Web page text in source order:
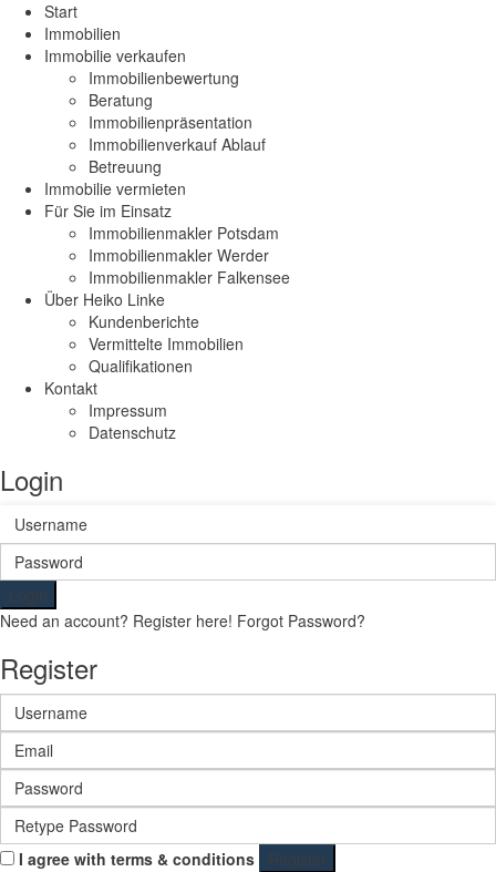
Start
Immobilien
Immobilie verkaufen
Immobilienbewertung
Beratung
Immobilienpräsentation
Immobilienverkauf Ablauf
Betreuung
Immobilie vermieten
Für Sie im Einsatz
Immobilienmakler Potsdam
Immobilienmakler Werder
Immobilienmakler Falkensee
Über Heiko Linke
Kundenberichte
Vermittelte Immobilien
Qualifikationen
Kontakt
Impressum
Datenschutz
Login
Login
Need an account? Register here! Forgot Password?
Register
I agree with terms & conditions
Register